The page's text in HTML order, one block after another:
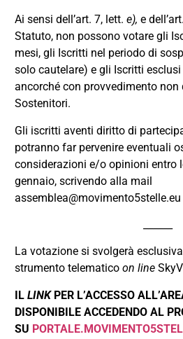
Ai sensi dell’art. 7, lett. e), e
Statuto, non possono votare gli
mesi, gli Iscritti nel periodo di
solo cautelare) e gli Iscritti esclusi
ancorché con provvedimento non
Sostenitori.
Gli iscritti aventi diritto di
potranno far pervenire eventuali
considerazioni e/o opinioni entro
gennaio, scrivendo alla mail
assemblea@movimento5stelle.eu
La votazione si svolgerà
strumento telematico on line
IL LINKPER L’ACCESSO
DISPONIBILE ACCEDENDO AL
SU